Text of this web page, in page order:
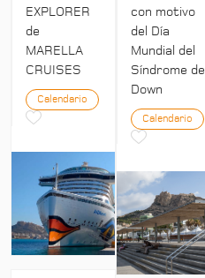
EXPLORER
de
MARELLA
CRUISES
Calendario
con motivo
del Día
Mundial del
Síndrome de
Down
Calendario